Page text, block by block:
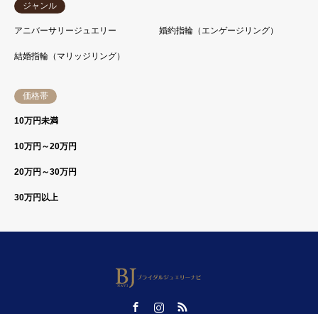
ジャンル
アニバーサリージュエリー 婚約指輪（エンゲージリング）
結婚指輪（マリッジリング）
価格帯
10万円未満
10万円～20万円
20万円～30万円
30万円以上